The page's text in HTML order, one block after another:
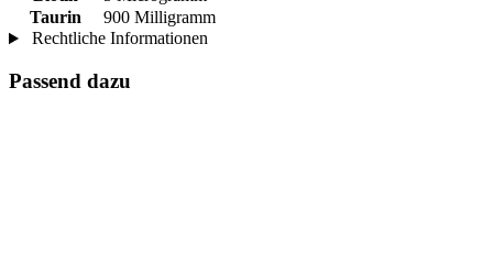
Taurin
900 Milligramm
Rechtliche Informationen
Passend dazu